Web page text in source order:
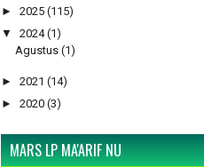
► 2025 (115)
▼
2024 (1)
Agustus (1)
► 2021 (14)
► 2020 (3)
MARS LP MA'ARIF NU